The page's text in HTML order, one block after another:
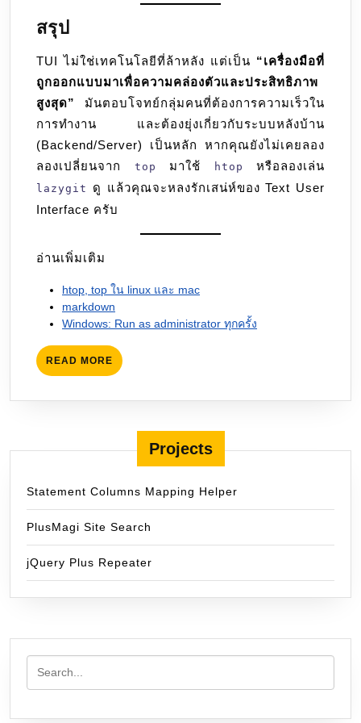
สรุป
TUI ไม่ใช่เทคโนโลยีที่ล้าหลัง แต่เป็น “เครื่องมือที่
ถูกออกแบบมาเพื่อความคล่องตัวและประสิทธิภาพ
สูงสุด”
มันตอบโจทย์กลุ่มคนที่ต้องการความเร็วใน
การทำงาน และต้องยุ่งเกี่ยวกับระบบหลังบ้าน
(Backend/Server) เป็นหลัก หากคุณยังไม่เคยลอง
ลองเปลี่ยนจาก top มาใช้ htop หรือลองเล่น
lazygit
ดู แล้วคุณจะหลงรักเสน่ห์ของ Text User
Interface ครับ
อ่านเพิ่มเติม
htop, top ใน linux และ mac
markdown
Windows: Run as administrator ทุกครั้ง
READ MORE READ
MORE
Projects
Statement Columns Mapping Helper
PlusMagi Site Search
jQuery Plus Repeater